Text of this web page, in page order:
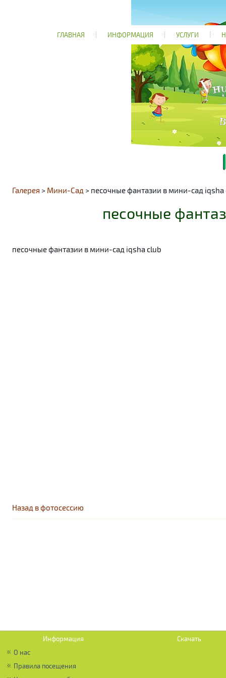
ГЛАВНАЯ ИНФОРМАЦИЯ УСЛУГИ
Галерея > Мини-Сад > песочные фантазии в мини-сад iqsha
песочные
песочные фантазии в мини-сад iqsha club
Назад в фотосессию
Информация
О нас
Правила посещения
Скачать